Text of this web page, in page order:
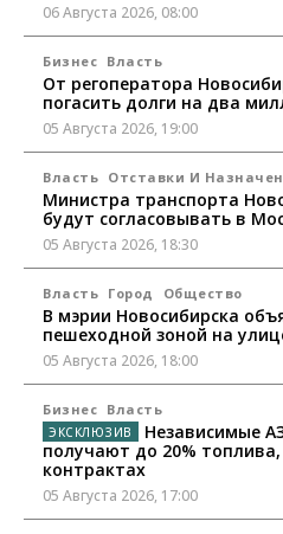
06 Августа 2026, 08:00
Бизнес Власть
От регоператора
погасить долги на два
05 Августа 2026, 19:00
Власть Отставки И
Министра транспорта
будут согласовывать в
05 Августа 2026, 18:30
Власть Город Общество
В мэрии Новосибирска
пешеходной зоной на
05 Августа 2026, 18:00
Бизнес Власть
Независимые
получают до 20%
контрактах
05 Августа 2026, 17:00